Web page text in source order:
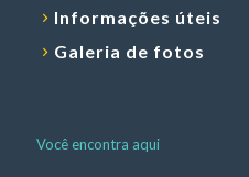
Informações úteis
Galeria de fotos
Você encontra aqui